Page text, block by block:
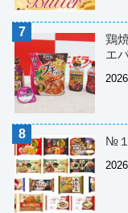
鶏
エ
№１